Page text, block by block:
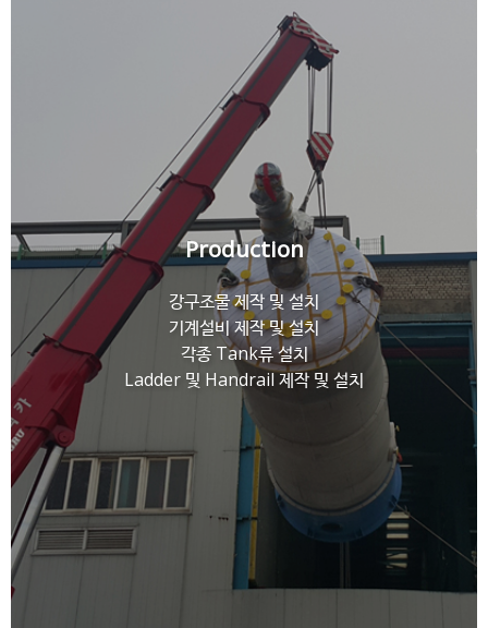
Production
강구조물 제작 및 설치
기계설비 제작 및 설치
각종 Tank류 설치
Ladder 및 Handrail 제작 및 설치